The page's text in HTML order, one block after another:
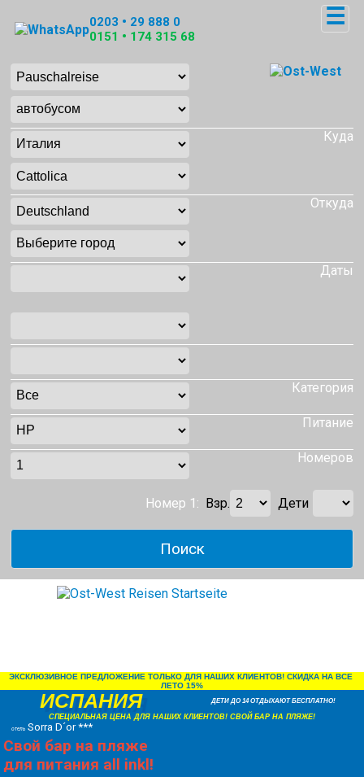
0203 • 29 888 0
0151 • 174 315 68
☰
Куда
Откуда
Даты
Категория
Питание
Номеров
Номер 1: Взр. Дети
ЭКСКЛЮЗИВНОЕ ПРЕДЛОЖЕНИЕ ТОЛЬКО ДЛЯ НАШИХ КЛИЕНТОВ! СКИДКА НА ВСЕ
ЛЕТО 15%
ИСПАНИЯ ДЕТИ ДО 14 ОТДЫХАЮТ БЕСПЛАТНО!
СПЕЦИАЛЬНАЯ ЦЕНА ДЛЯ НАШИХ КЛИЕНТОВ! СВОЙ БАР НА ПЛЯЖЕ!
отель Sorra D´or ***
Свой бар на пляже
для питания all inkl!